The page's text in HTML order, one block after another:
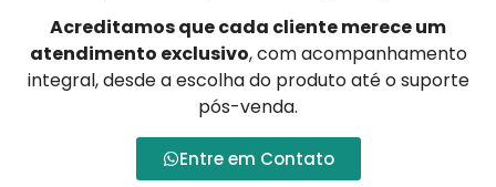
Acreditamos que cada cliente merece um
atendimento exclusivo, com acompanhamento
integral, desde a escolha do produto até o suporte
pós-venda.
Entre em Contato